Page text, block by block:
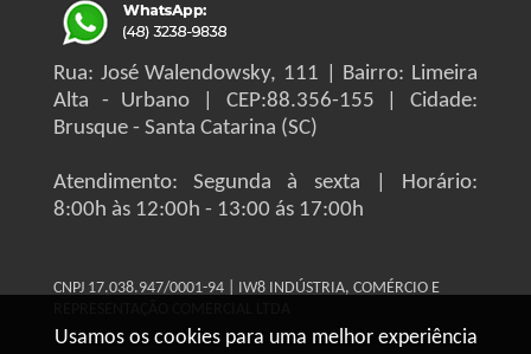
Usamos os cookies para uma melhor experiência
Rua: José Walendowsky, 111 | Bairro: Limeira
Alta - Urbano | CEP:88.356-155 | Cidade:
Brusque - Santa Catarina (SC)
Atendimento: Segunda à sexta | Horário:
8:00h às 12:00h - 13:00 ás 17:00h
CNPJ 17.038.947/0001-94 | IW8 INDÚSTRIA, COMÉRCIO E